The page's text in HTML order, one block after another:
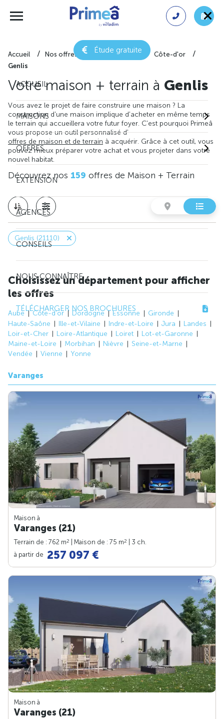
Étude gratuite
ACCUEIL
MAISONS
OFFRES
EXTENSION
AGENCES
CONSEILS
NOUS CONNAÎTRE
TÉLÉCHARGER NOS BROCHURES
Accueil Nos offres de maison + terrain
Côte-d'or
Genlis
Votre maison + terrain à Genlis
Vous avez le projet de faire construire une maison ? La
construction d'une maison implique d'acheter en même temps
le terrain qui accueillera votre futur foyer. C'est pourquoi Primeâ
vous propose un outil personnalisé d'
offres de maison et de terrain à acquérir. Grâce à cet outil, vous
pouvez mieux préparer votre achat et vous projeter dans votre
nouvel habitat.
Découvrez nos 159 offres de Maison + Terrain
Genlis (21110)
Choisissez un département pour afficher
les offres
Aube Côte-d'or Dordogne Essonne
Gironde
Haute-Saône
Ille-et-Vilaine Indre-et-Loire Jura
Landes
Loir-et-Cher
Loire-Atlantique Loiret
Lot-et-Garonne
Maine-et-Loire
Morbihan Nièvre
Seine-et-Marne
Vendée
Vienne Yonne
Varanges
Maison à
Varanges (21)
Terrain de : 762 m2 | Maison de : 75 m2
| 3 ch.
à partir de 257 097 €
Maison à
Varanges (21)